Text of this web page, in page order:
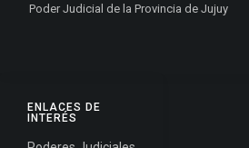
ENLACES DE
INTERÉS
Poder Judicial de la Provincia de Jujuy